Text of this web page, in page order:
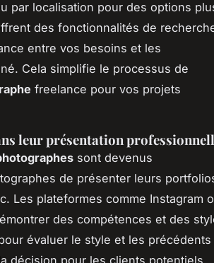
par localisation pour des options
des fonctionnalités de
entre vos besoins et les
Cela simplifie le processus de
freelance pour vos projets
leur présentation
sont devenus
de présenter leurs
Les plateformes comme Instagram
des compétences et des
évaluer le style et les précédents
décision pour les clients potentiels.